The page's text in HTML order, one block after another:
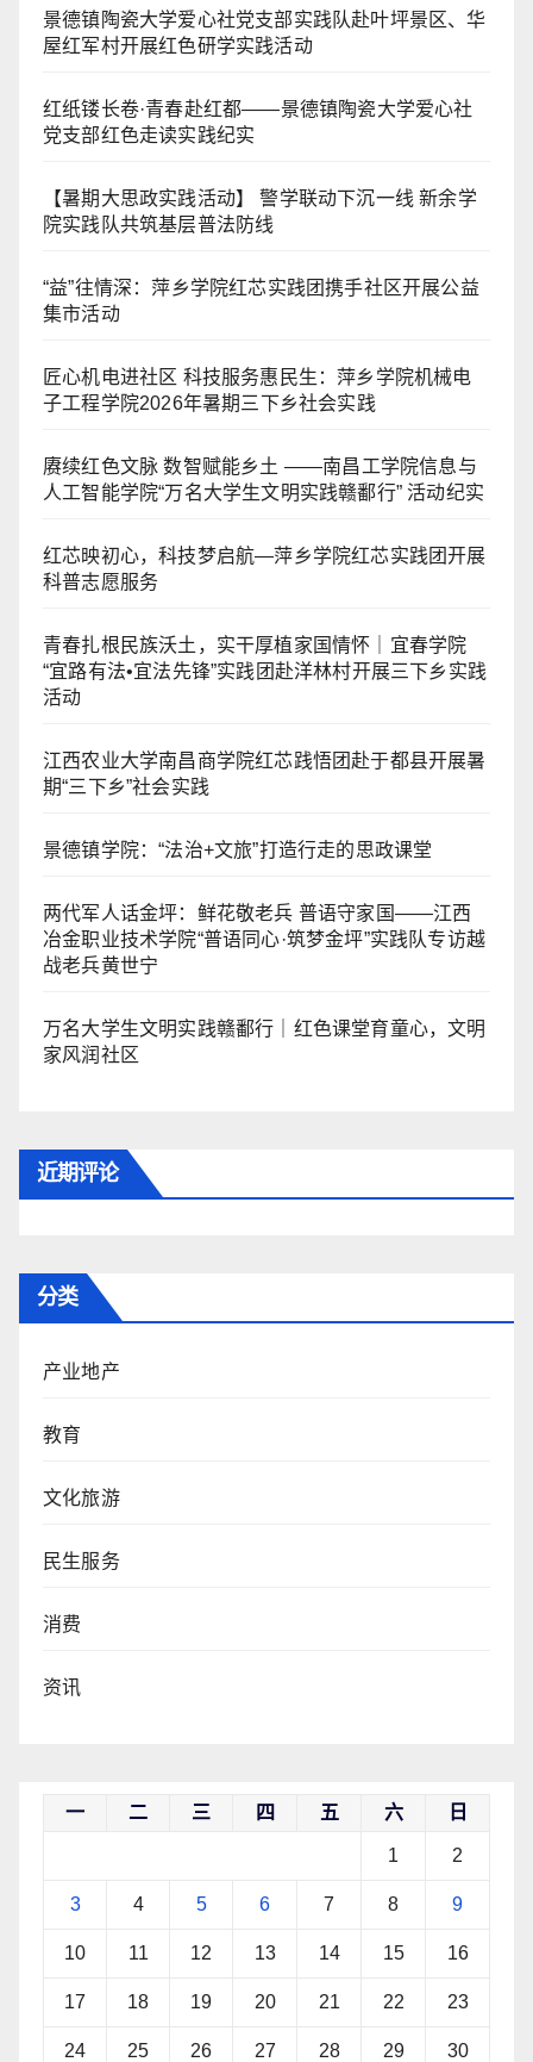
景德镇陶瓷大学爱心社党支部实践队赴叶坪景区、华
屋红军村开展红色研学实践活动
红纸镂长卷·青春赴红都——景德镇陶瓷大学爱心社
党支部红色走读实践纪实
【暑期大思政实践活动】 警学联动下沉一线 新余学
院实践队共筑基层普法防线
“益”往情深：萍乡学院红芯实践团携手社区开展公益
集市活动
匠心机电进社区 科技服务惠民生：萍乡学院机械电
子工程学院2026年暑期三下乡社会实践
赓续红色文脉 数智赋能乡土 ——南昌工学院信息与
人工智能学院“万名大学生文明实践赣鄱行” 活动纪实
红芯映初心，科技梦启航—萍乡学院红芯实践团开展
科普志愿服务
青春扎根民族沃土，实干厚植家国情怀｜宜春学院
“宜路有法•宜法先锋”实践团赴洋林村开展三下乡实践
活动
江西农业大学南昌商学院红芯践悟团赴于都县开展暑
期“三下乡”社会实践
景德镇学院：“法治+文旅”打造行走的思政课堂
两代军人话金坪：鲜花敬老兵 普语守家国——江西
冶金职业技术学院“普语同心·筑梦金坪”实践队专访越
战老兵黄世宁
万名大学生文明实践赣鄱行｜红色课堂育童心，文明
家风润社区
近期评论
分类
产业地产
教育
文化旅游
民生服务
消费
资讯
一 二 三 四 五 六 日
1 2
3 4 5 6 7 8 9
10 11 12 13 14 15 16
17 18 19 20 21 22 23
24 25 26 27 28 29 30